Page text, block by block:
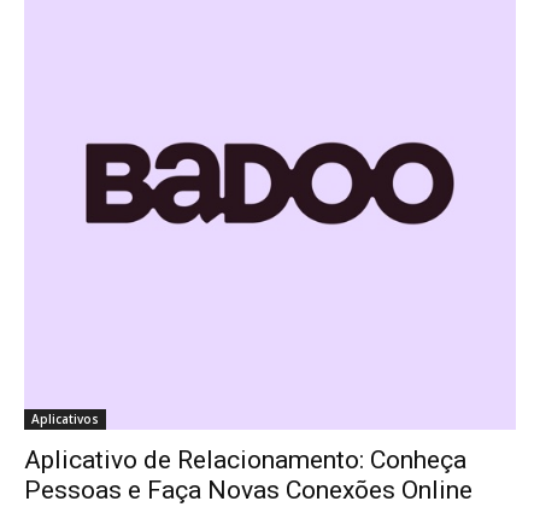
Aplicativos
Aplicativo de Relacionamento: Conheça
Pessoas e Faça Novas Conexões Online